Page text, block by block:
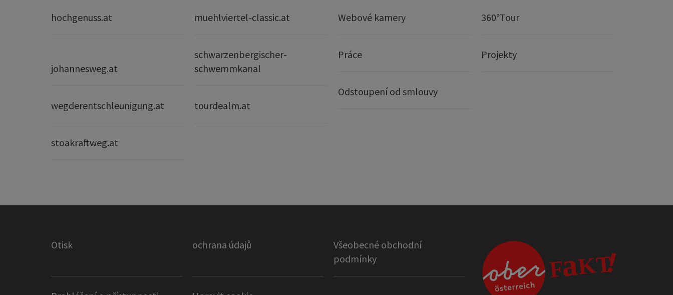
hochgenuss.at muehlviertel-classic.at
johannesweg.at
schwarzenbergischer-
schwemmkanal
wegderentschleunigung.at tourdealm.at
stoakraftweg.at
Webové kamery 360°Tour
Práce Projekty
Odstoupení od smlouvy
Otisk ochrana údajů
Všeobecné obchodní
podmínky